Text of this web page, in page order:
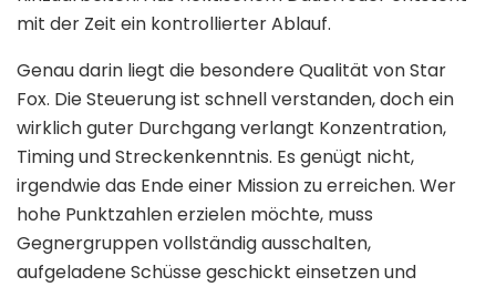
mit der Zeit ein kontrollierter Ablauf.
Genau darin liegt die besondere Qualität von Star
Fox. Die Steuerung ist schnell verstanden, doch ein
wirklich guter Durchgang verlangt Konzentration,
Timing und Streckenkenntnis. Es genügt nicht,
irgendwie das Ende einer Mission zu erreichen. Wer
hohe Punktzahlen erzielen möchte, muss
Gegnergruppen vollständig ausschalten,
aufgeladene Schüsse geschickt einsetzen und